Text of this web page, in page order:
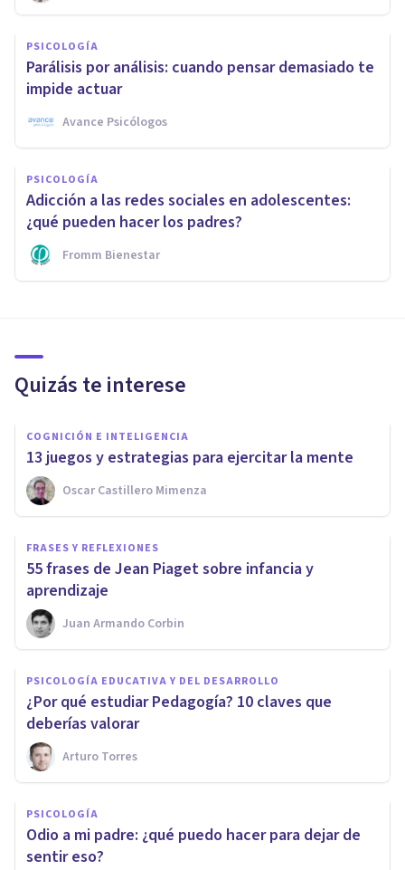
PSICOLOGÍA
Parálisis por análisis: cuando pensar demasiado te
impide actuar
Avance Psicólogos
PSICOLOGÍA
Adicción a las redes sociales en adolescentes:
¿qué pueden hacer los padres?
Fromm Bienestar
Quizás te interese
COGNICIÓN E INTELIGENCIA
13 juegos y estrategias para ejercitar la mente
Oscar Castillero Mimenza
FRASES Y REFLEXIONES
55 frases de Jean Piaget sobre infancia y
aprendizaje
Juan Armando Corbin
PSICOLOGÍA EDUCATIVA Y DEL DESARROLLO
​¿Por qué estudiar Pedagogía? 10 claves que
deberías valorar
Arturo Torres
PSICOLOGÍA
​Odio a mi padre: ¿qué puedo hacer para dejar de
sentir eso?